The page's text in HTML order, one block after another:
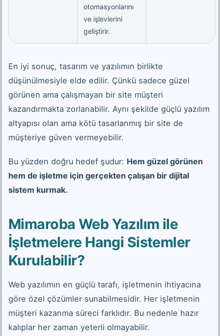
otomasyonlarını
ve işlevlerini
geliştirir.
En iyi sonuç, tasarım ve yazılımın birlikte
düşünülmesiyle elde edilir. Çünkü sadece güzel
görünen ama çalışmayan bir site müşteri
kazandırmakta zorlanabilir. Aynı şekilde güçlü yazılım
altyapısı olan ama kötü tasarlanmış bir site de
müşteriye güven vermeyebilir.
Bu yüzden doğru hedef şudur: Hem güzel görünen
hem de işletme için gerçekten çalışan bir dijital
sistem kurmak.
Mimaroba Web Yazılım ile
İşletmelere Hangi Sistemler
Kurulabilir?
Web yazılımın en güçlü tarafı, işletmenin ihtiyacına
göre özel çözümler sunabilmesidir. Her işletmenin
müşteri kazanma süreci farklıdır. Bu nedenle hazır
kalıplar her zaman yeterli olmayabilir.